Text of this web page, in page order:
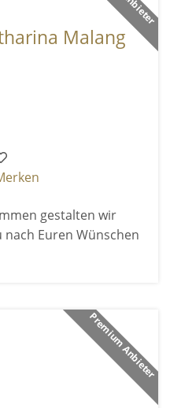
Malang
gestalten wir
nach Euren Wünschen
Premium Anbieter